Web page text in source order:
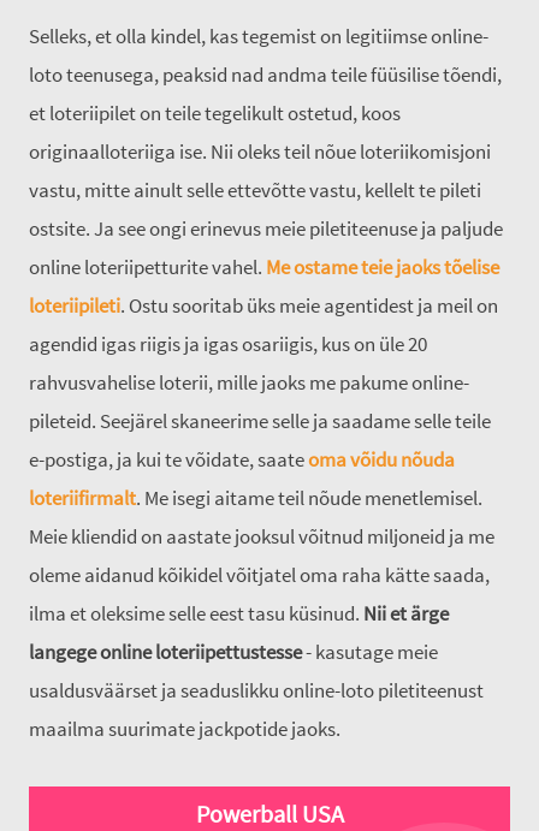
Selleks, et olla kindel, kas tegemist on legitiimse online-
loto teenusega, peaksid nad andma teile füüsilise tõendi,
et loteriipilet on teile tegelikult ostetud, koos
originaalloteriiga ise. Nii oleks teil nõue loteriikomisjoni
vastu, mitte ainult selle ettevõtte vastu, kellelt te pileti
ostsite. Ja see ongi erinevus meie piletiteenuse ja paljude
online loteriipetturite vahel. Me ostame teie jaoks tõelise
loteriipileti. Ostu sooritab üks meie agentidest ja meil on
agendid igas riigis ja igas osariigis, kus on üle 20
rahvusvahelise loterii, mille jaoks me pakume online-
pileteid. Seejärel skaneerime selle ja saadame selle teile
e-postiga, ja kui te võidate, saateoma võidu nõuda
loteriifirmalt. Me isegi aitame teil nõude menetlemisel.
Meie kliendid on aastate jooksul võitnud miljoneid ja me
oleme aidanud kõikidel võitjatel oma raha kätte saada,
ilma et oleksime selle eest tasu küsinud. Nii et ärge
langege online loteriipettustesse- kasutage meie
usaldusväärset ja seaduslikku online-loto piletiteenust
maailma suurimate jackpotide jaoks.
Powerball USA